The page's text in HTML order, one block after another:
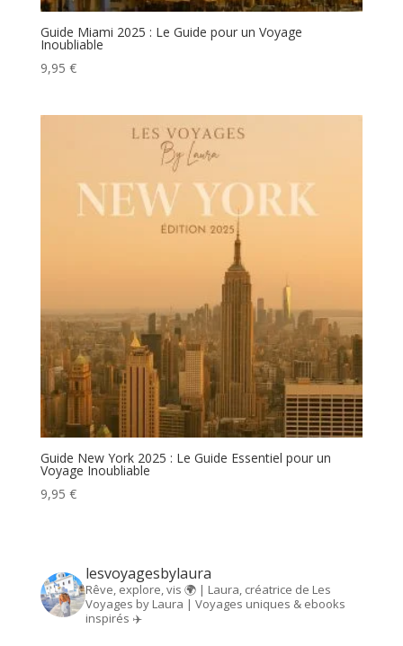
Guide Miami 2025 : Le Guide pour un Voyage
Inoubliable
9,95 €
Guide New York 2025 : Le Guide Essentiel pour un
Voyage Inoubliable
9,95 €
lesvoyagesbylaura
Rêve, explore, vis 🌍 | Laura, créatrice de Les
Voyages by Laura | Voyages uniques & ebooks
inspirés ✈️